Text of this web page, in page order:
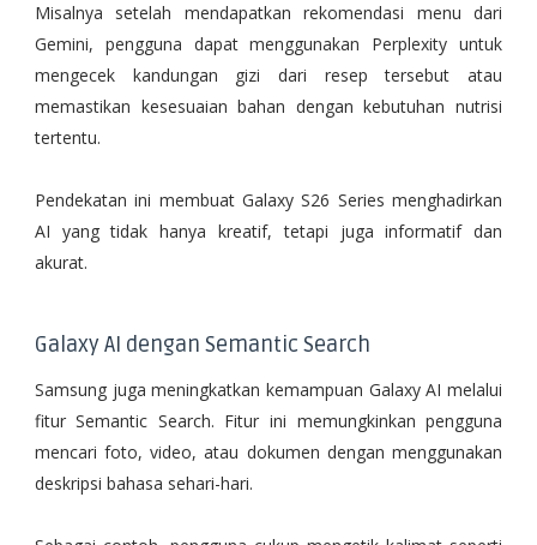
Misalnya setelah mendapatkan rekomendasi menu dari
Gemini, pengguna dapat menggunakan Perplexity untuk
mengecek kandungan gizi dari resep tersebut atau
memastikan kesesuaian bahan dengan kebutuhan nutrisi
tertentu.
Pendekatan ini membuat Galaxy S26 Series menghadirkan
AI yang tidak hanya kreatif, tetapi juga informatif dan
akurat.
Galaxy AI dengan Semantic Search
Samsung juga meningkatkan kemampuan Galaxy AI melalui
fitur Semantic Search. Fitur ini memungkinkan pengguna
mencari foto, video, atau dokumen dengan menggunakan
deskripsi bahasa sehari-hari.